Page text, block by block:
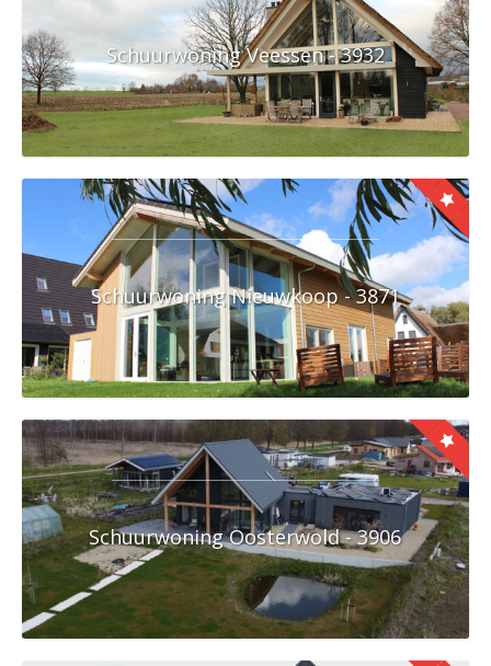
Schuurwoning Veessen - 3932
Schuurwoning Nieuwkoop - 3871
Schuurwoning Oosterwold - 3906